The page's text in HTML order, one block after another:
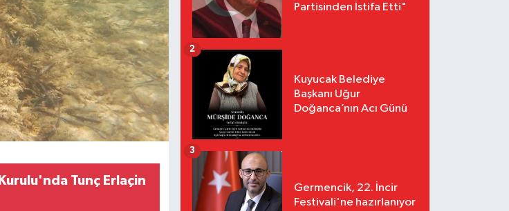
Tunç Erlaçin
Partisinden İstifa Etti"
Kuyucak Belediye
Başkanı Uğur
Doğanca’nın Acı Günü
2
Germencik, 22. İncir
Festivali'ne hazırlanıyor
3